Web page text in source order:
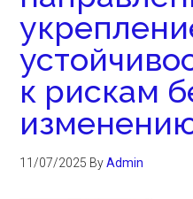
к рискам
11/07/2025 ByAdmin